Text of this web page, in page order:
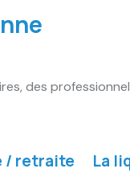
des
/ retraite La